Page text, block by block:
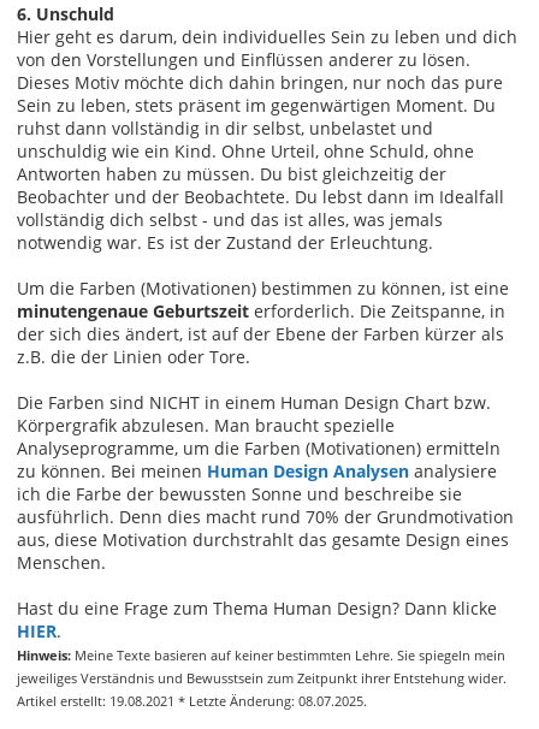
6. Unschuld
Hier geht es darum, dein individuelles Sein zu leben und dich
von den Vorstellungen und Einflüssen anderer zu lösen.
Dieses Motiv möchte dich dahin bringen, nur noch das pure
Sein zu leben, stets präsent im gegenwärtigen Moment. Du
ruhst dann vollständig in dir selbst, unbelastet und
unschuldig wie ein Kind. Ohne Urteil, ohne Schuld, ohne
Antworten haben zu müssen. Du bist gleichzeitig der
Beobachter und der Beobachtete. Du lebst dann im Idealfall
vollständig dich selbst - und das ist alles, was jemals
notwendig war. Es ist der Zustand der Erleuchtung.
Um die Farben (Motivationen) bestimmen zu können, ist eine
minutengenaue Geburtszeit erforderlich. Die Zeitspanne, in
der sich dies ändert, ist auf der Ebene der Farben kürzer als
z.B. die der Linien oder Tore.
Die Farben sind NICHT in einem Human Design Chart bzw.
Körpergrafik abzulesen. Man braucht spezielle
Analyseprogramme, um die Farben (Motivationen) ermitteln
zu können. Bei meinen Human Design Analysen analysiere
ich die Farbe der bewussten Sonne und beschreibe sie
ausführlich. Denn dies macht rund 70% der Grundmotivation
aus, diese Motivation durchstrahlt das gesamte Design eines
Menschen.
Hast du eine Frage zum Thema Human Design? Dann klicke
HIER.
Hinweis: Meine Texte basieren auf keiner bestimmten Lehre. Sie spiegeln mein
jeweiliges Verständnis und Bewusstsein zum Zeitpunkt ihrer Entstehung wider.
Artikel erstellt: 19.08.2021 * Letzte Änderung: 08.07.2025.